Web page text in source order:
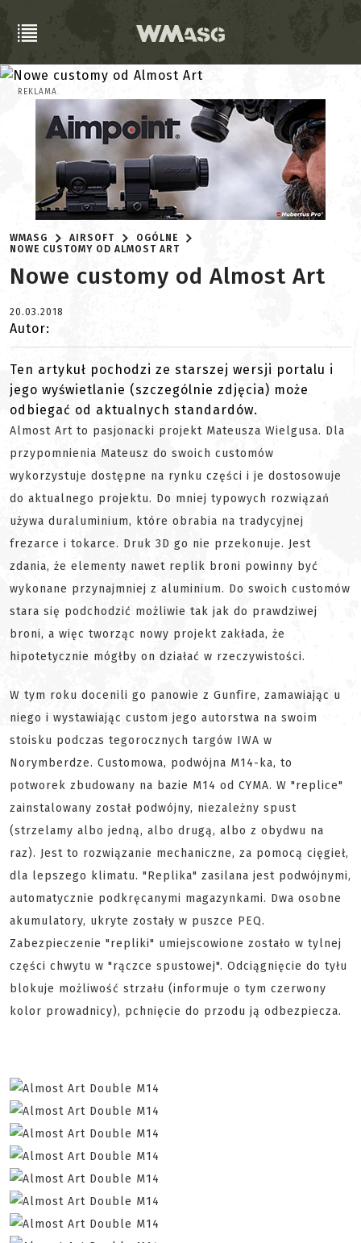
REKLAMA
WMASG AIRSOFT
OGÓLNE
NOWE CUSTOMY OD ALMOST ART
Nowe customy od Almost Art
20.03.2018
Autor:
Ten artykuł pochodzi ze starszej wersji portalu i
jego wyświetlanie (szczególnie zdjęcia) może
odbiegać od aktualnych standardów.
Almost Art to pasjonacki projekt Mateusza Wielgusa. Dla
przypomnienia Mateusz do swoich customów
wykorzystuje dostępne na rynku części i je dostosowuje
do aktualnego projektu. Do mniej typowych rozwiązań
używa duraluminium, które obrabia na tradycyjnej
frezarce i tokarce. Druk 3D go nie przekonuje. Jest
zdania, że elementy nawet replik broni powinny być
wykonane przynajmniej z aluminium. Do swoich customów
stara się podchodzić możliwie tak jak do prawdziwej
broni, a więc tworząc nowy projekt zakłada, że
hipotetycznie mógłby on działać w rzeczywistości.
W tym roku docenili go panowie z Gunfire, zamawiając u
niego i wystawiając custom jego autorstwa na swoim
stoisku podczas tegorocznych targów IWA w
Norymberdze. Customowa, podwójna M14-ka, to
potworek zbudowany na bazie M14 od CYMA. W "replice"
zainstalowany został podwójny, niezależny spust
(strzelamy albo jedną, albo drugą, albo z obydwu na
raz). Jest to rozwiązanie mechaniczne, za pomocą cięgieł,
dla lepszego klimatu. "Replika" zasilana jest podwójnymi,
automatycznie podkręcanymi magazynkami. Dwa osobne
akumulatory, ukryte zostały w puszce PEQ.
Zabezpieczenie "repliki" umiejscowione zostało w tylnej
części chwytu w "rączce spustowej". Odciągnięcie do tyłu
blokuje możliwość strzału (informuje o tym czerwony
kolor prowadnicy), pchnięcie do przodu ją odbezpiecza.